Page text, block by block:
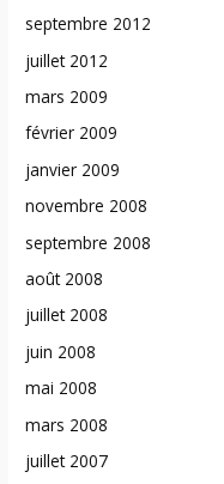
septembre 2012
juillet 2012
mars 2009
février 2009
janvier 2009
novembre 2008
septembre 2008
août 2008
juillet 2008
juin 2008
mai 2008
mars 2008
juillet 2007